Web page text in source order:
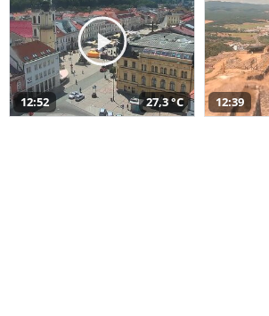
12:52 27,3 °C 12:39